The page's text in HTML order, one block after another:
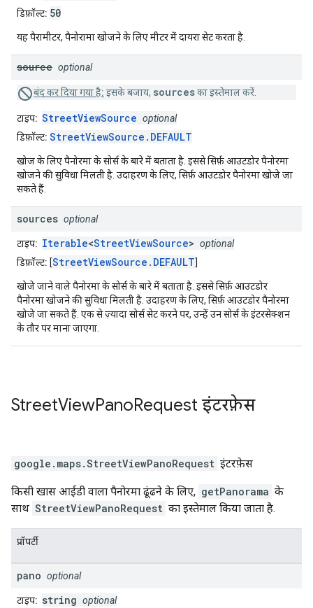
डिफ़ॉल्ट: 50
यह पैरामीटर, पैनोरामा खोजने के लिए मीटर में दायरा सेट करता है.
source optional
बंद कर दिया गया है: इसके बजाय, sourcesका इस्तेमाल करें.
टाइप: StreetViewSource optional
डिफ़ॉल्ट: StreetViewSource.DEFAULT
खोज के लिए पैनोरमा के सोर्स के बारे में बताता है. इससे सिर्फ़ आउटडोर पैनोरमा
खोजने की सुविधा मिलती है. उदाहरण के लिए, सिर्फ़ आउटडोर पैनोरमा खोजे जा
सकते हैं.
sources optional
टाइप: Iterable<StreetViewSource> optional
डिफ़ॉल्ट: [StreetViewSource.DEFAULT]
खोजे जाने वाले पैनोरमा के सोर्स के बारे में बताता है. इससे सिर्फ़ आउटडोर
पैनोरमा खोजने की सुविधा मिलती है. उदाहरण के लिए, सिर्फ़ आउटडोर पैनोरमा
खोजे जा सकते हैं. एक से ज़्यादा सोर्स सेट करने पर, उन्हें उन सोर्स के इंटरसेक्शन
के तौर पर माना जाएगा.
StreetViewPanoRequest इंटरफ़ेस
google.maps.StreetViewPanoRequest इंटरफ़ेस
किसी खास आईडी वाला पैनोरमा ढूंढने के लिए, getPanorama के
साथ StreetViewPanoRequest का इस्तेमाल किया जाता है.
प्रॉपर्टी
pano optional
टाइप: string optional